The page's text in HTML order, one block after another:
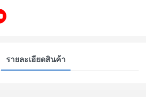
รายละเอียดสินค้า